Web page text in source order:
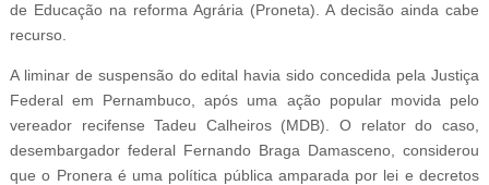
de Educação na reforma Agrária (Proneta). A decisão ainda cabe
recurso.
A liminar de suspensão do edital havia sido concedida pela Justiça
Federal em Pernambuco, após uma ação popular movida pelo
vereador recifense Tadeu Calheiros (MDB). O relator do caso,
desembargador federal Fernando Braga Damasceno, considerou
que o Pronera é uma política pública amparada por lei e decretos